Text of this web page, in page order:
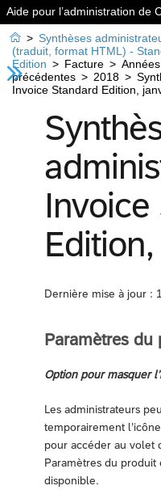
Aide pour l’administration de
 > Synthèses
(traduit, format HTML) -
Edition > Facture > Années
précédentes > 2018 >
Invoice Standard Edition,
Dernière mise à jour :
Paramètres du
Option pour masquer
Les administrateurs
temporairement
pour accéder au volet
Paramètres du produit
disponible.